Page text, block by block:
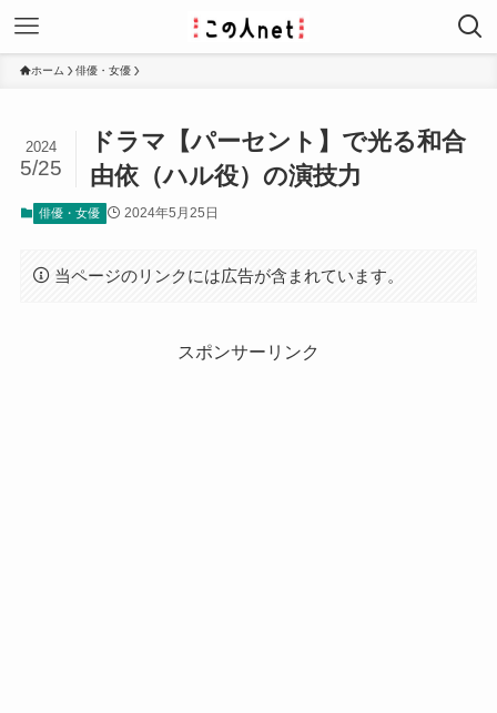
ホーム 俳優・女優
ドラマ【パーセント】で光る和合
由依（ハル役）の演技力
2024
5/25
俳優・女優 2024年5月25日
当ページのリンクには広告が含まれています。
スポンサーリンク